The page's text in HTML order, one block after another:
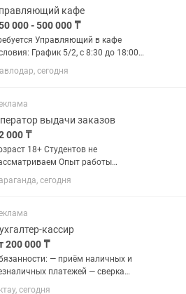
кафе
000 - 500 000 ₸
Управляющий в кафе
График 5/2, с 8:30 до 18:00
350 000 тг на руки +
премия Итого доход от
сегодня
выдачи заказов
000 ₸
18+ Студентов не
Опыт работы
Знание кассового
Умение работать iiko Умение
и закрывать кассовую
сегодня
кассир
200 000 ₸
— приём наличных и
платежей — сверка
с данными из ОФД — ведение
сегодня